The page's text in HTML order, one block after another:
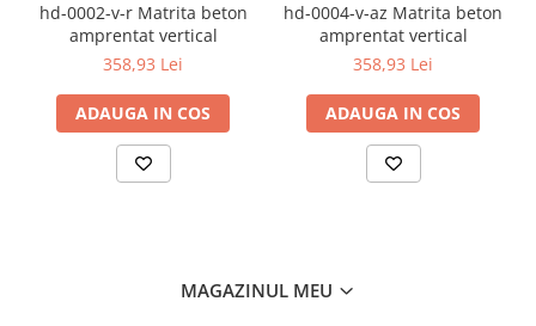
hd-0002-v-r Matrita beton
amprentat vertical
358,93 Lei
ADAUGA IN COS
hd-0004-v-az Matrita beton
amprentat vertical
358,93 Lei
ADAUGA IN COS
MAGAZINUL MEU